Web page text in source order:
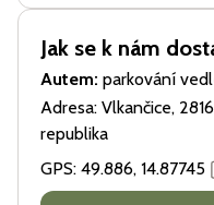
Jak se k nám
Autem: parkování
Adresa: Vlkančice,
republika
GPS: 49.886, 14.87745